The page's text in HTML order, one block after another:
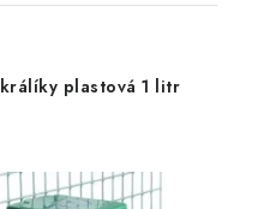
plastová 1 litr